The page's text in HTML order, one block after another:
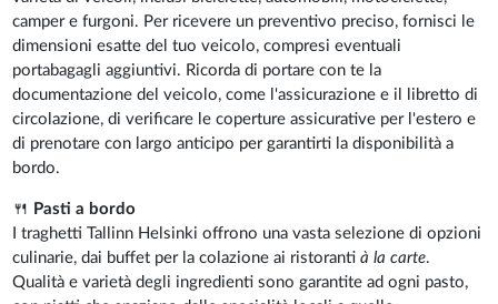
camper e furgoni. Per ricevere un preventivo preciso, fornisci le
dimensioni esatte del tuo veicolo, compresi eventuali
portabagagli aggiuntivi. Ricorda di portare con te la
documentazione del veicolo, come l'assicurazione e il libretto di
circolazione, di verificare le coperture assicurative per l'estero e
di prenotare con largo anticipo per garantirti la disponibilità a
bordo.
🍴 Pasti a bordo
I traghetti Tallinn Helsinki offrono una vasta selezione di opzioni
culinarie, dai buffet per la colazione ai ristorantià la carte.
Qualità e varietà degli ingredienti sono garantite ad ogni pasto,